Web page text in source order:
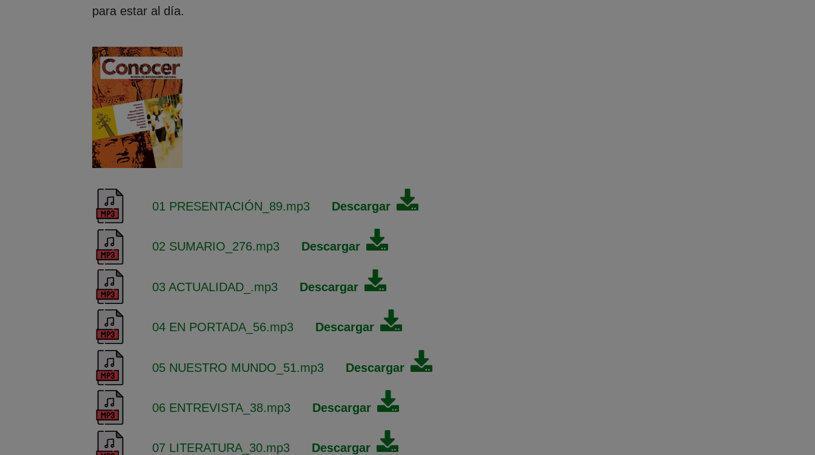
para estar al día.
Imagen
Adjuntos
01 PRESENTACIÓN_89.mp3
Descargar
02 SUMARIO_276.mp3 Descargar
03 ACTUALIDAD_.mp3 Descargar
04 EN PORTADA_56.mp3 Descargar
05 NUESTRO MUNDO_51.mp3 Descargar
06 ENTREVISTA_38.mp3 Descargar
07 LITERATURA_30.mp3 Descargar